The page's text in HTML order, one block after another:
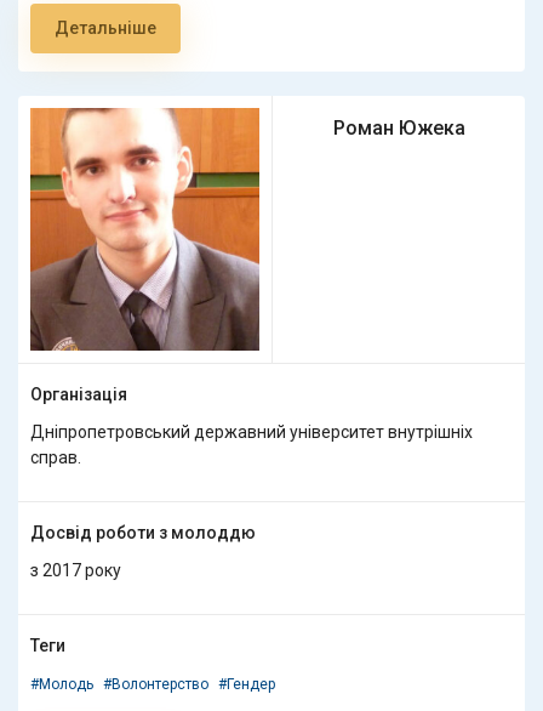
Детальніше
Роман Южека
Організація
Дніпропетровський державний університет внутрішніх
справ.
Досвід роботи з молоддю
з 2017 року
Теги
#Молодь #Волонтерство #Гендер